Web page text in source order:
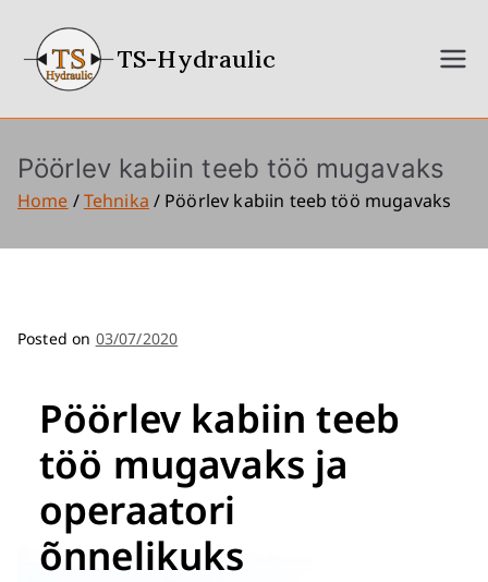
TS-Hydraulic
Pöörlev kabiin teeb töö mugavaks
Home Tehnika Pöörlev kabiin teeb töö mugavaks
Posted on 03/07/2020
Pöörlev kabiin teeb
töö mugavaks ja
operaatori
õnnelikuks